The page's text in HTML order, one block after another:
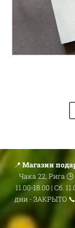
📍 Магазин
Чака 22, Рига 🕒
11.00-18.00 | Сб.
дни - ЗАКРЫТО 📞